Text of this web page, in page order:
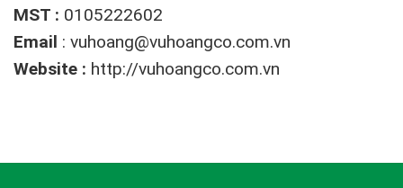
MST : 0105222602
Email : vuhoang@vuhoangco.com.vn
Website : http://vuhoangco.com.vn